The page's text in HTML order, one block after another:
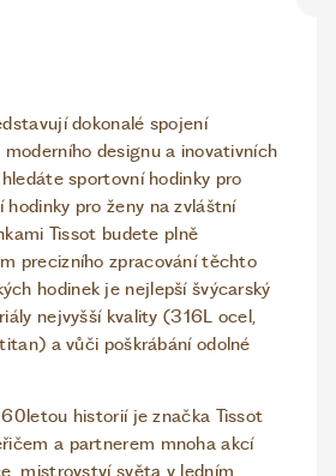
dokonalé spojení
designu a inovativních
sportovní hodinky pro
hodinky pro ženy na zvláštní
Tissot budete plně
precizního zpracování těchto
hodinek je nejlepší švýcarský
nejvyšší kvality (316L ocel,
a vůči poškrábání odolné
historií je značka Tissot
a partnerem mnoha akcí
mistrovství světa v ledním